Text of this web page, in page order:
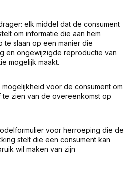
elk middel dat de consument
om informatie die aan hem
te slaan op een manier die
en ongewijzigde reproductie van
mogelijk maakt.
voor de consument om
zien van de overeenkomst op
voor herroeping die de
stelt die een consument kan
wil maken van zijn